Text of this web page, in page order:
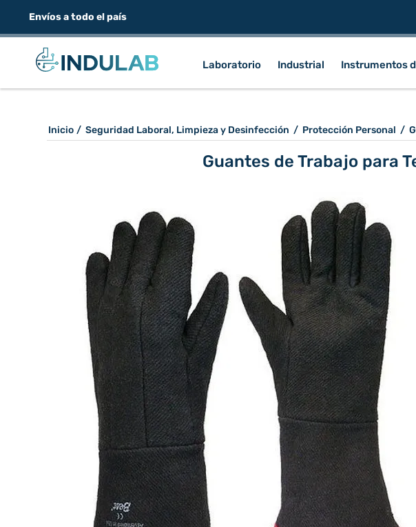
Envíos a todo el país
Laboratorio Industrial Instrumentos
Inicio / Seguridad Laboral, Limpieza y Desinfección / Protección Personal /
Guantes de Trabajo para